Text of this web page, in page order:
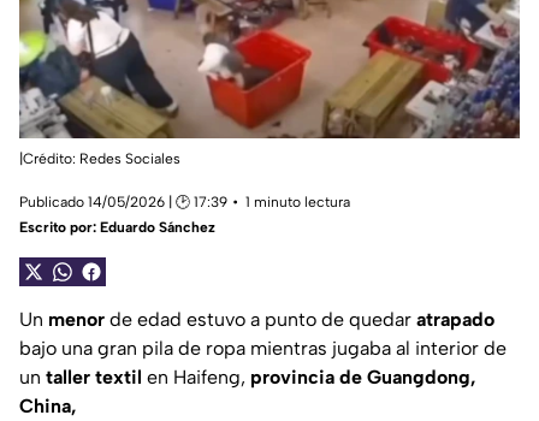
|Crédito: Redes Sociales
Publicado 14/05/2026 | 🕑 17:39
1 minuto lectura
Escrito por: Eduardo Sánchez
Un menor de edad estuvo a punto de quedar atrapado
bajo una gran pila de ropa mientras jugaba al interior de
un taller textil en Haifeng, provincia de Guangdong,
China,